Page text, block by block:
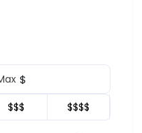
$
$$$ $$$$